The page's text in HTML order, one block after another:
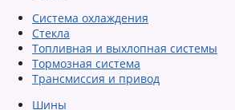
Система охлаждения
Стекла
Топливная и выхлопная системы
Тормозная система
Трансмиссия и привод
Шины